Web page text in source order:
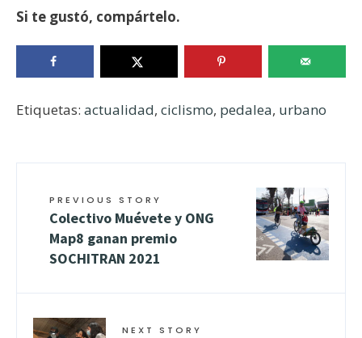
Si te gustó, compártelo.
Etiquetas: actualidad, ciclismo, pedalea, urbano
PREVIOUS STORY
Colectivo Muévete y ONG
Map8 ganan premio
SOCHITRAN 2021
NEXT STORY